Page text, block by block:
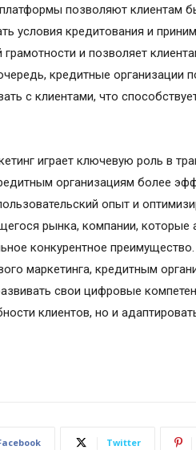
позволяют клиентам
условия кредитования и
и позволяет
кредитные организации
с клиентами, что
играет ключевую роль в
организациям более
опыт и
рынка, компании,
конкурентное
маркетинга, кредитным
свои цифровые
клиентов, но и
Twitter